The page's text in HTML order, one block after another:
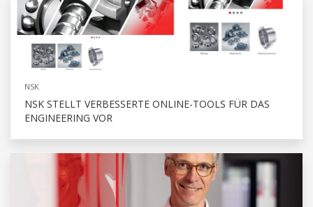
NSK
NSK STELLT VERBESSERTE ONLINE-TOOLS FÜR DAS
ENGINEERING VOR